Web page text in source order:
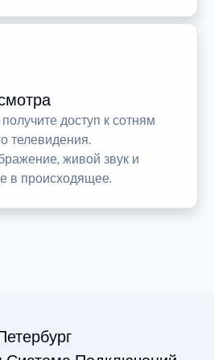
доступ к сотням
телевидения.
живой звук и
в происходящее.